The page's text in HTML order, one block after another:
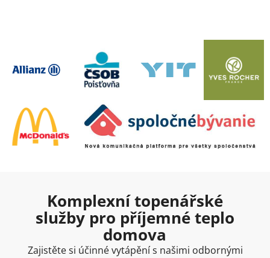
Komplexní topenářské
služby pro příjemné teplo
domova
Zajistěte si účinné vytápění s našimi odbornými